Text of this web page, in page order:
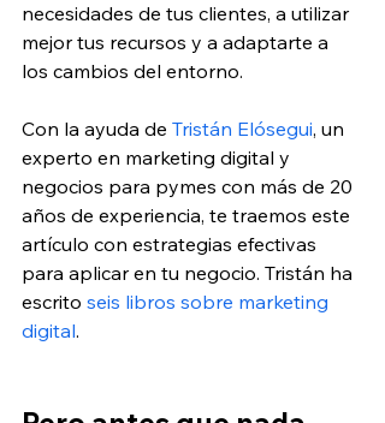
necesidades de tus clientes, a utilizar
mejor tus recursos y a adaptarte a
los cambios del entorno.
Con la ayuda de Tristán Elósegui, un
experto en marketing digital y
negocios para pymes con más de 20
años de experiencia, te traemos este
artículo con estrategias efectivas
para aplicar en tu negocio. Tristán ha
escrito seis libros sobre marketing
digital.